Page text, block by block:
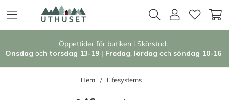
Öppettider för butiken i Skärstad:
Onsdag och torsdag 13-19 | Fredag, lördag och söndag 10-16
Hem Lifesystems